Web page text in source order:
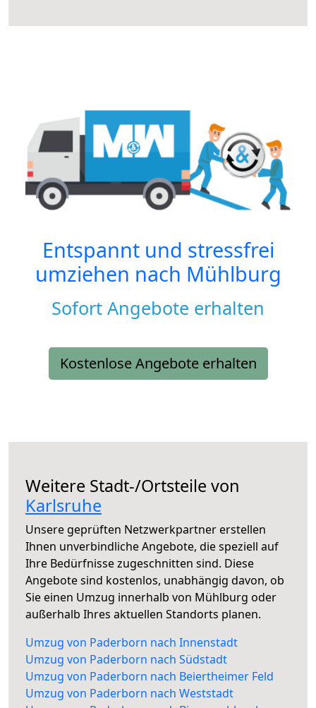
Entspannt und stressfrei
umziehen nach Mühlburg
Sofort Angebote erhalten
Kostenlose Angebote erhalten
Weitere Stadt-/Ortsteile von
Karlsruhe
Unsere geprüften Netzwerkpartner erstellen
Ihnen unverbindliche Angebote, die speziell auf
Ihre Bedürfnisse zugeschnitten sind. Diese
Angebote sind kostenlos, unabhängig davon, ob
Sie einen Umzug innerhalb von Mühlburg oder
außerhalb Ihres aktuellen Standorts planen.
Umzug von Paderborn nach Innenstadt
Umzug von Paderborn nach Südstadt
Umzug von Paderborn nach Beiertheimer Feld
Umzug von Paderborn nach Weststadt